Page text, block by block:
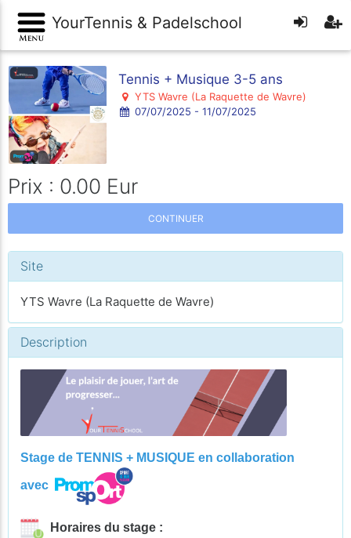
YourTennis & Padelschool
Tennis + Musique 3-5 ans
YTS Wavre (La Raquette de Wavre)
07/07/2025 - 11/07/2025
Prix : 0.00 Eur
CONTINUER
Site
YTS Wavre (La Raquette de Wavre)
Description
Stage de TENNIS + MUSIQUE en collaboration
avec
Horaires du stage :